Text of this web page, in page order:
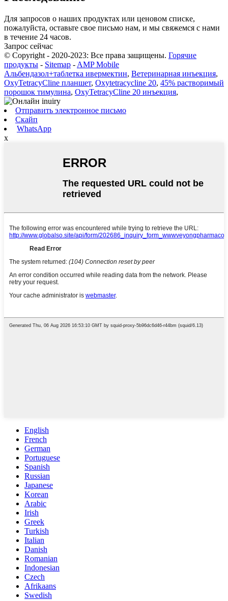
Для запросов о наших продуктах или ценовом списке,
пожалуйста, оставьте свое письмо нам, и мы свяжемся с нами
в течение 24 часов.
Запрос сейчас
© Copyright - 2020-2023: Все права защищены. Горячие
продукты - Sitemap - AMP Mobile
Альбендазол+таблетка ивермектин, Ветеринарная инъекция,
OxyTetracyCline планшет, Oxytetracycline 20, 45% растворимый
порошок тимулина, OxyTetracyCline 20 инъекция,
Отправить электронное письмо
Скайп
WhatsApp
x
English
French
German
Portuguese
Spanish
Russian
Japanese
Korean
Arabic
Irish
Greek
Turkish
Italian
Danish
Romanian
Indonesian
Czech
Afrikaans
Swedish